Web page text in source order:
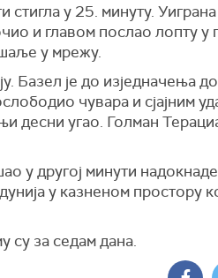
стигла у 25. минуту.
и главом послао лопту у
у мрежу.
Базел је до изједначења
чувара и сјајним
десни угао. Голман
у другој минути
у казненом простору
су за седам дана.